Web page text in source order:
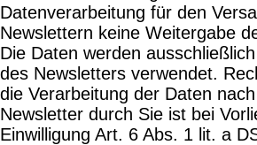
Datenverarbeitung für den
Newslettern keine Weitergabe
Die Daten werden
des Newsletters verwendet.
die Verarbeitung der Daten
Newsletter durch Sie ist bei
Einwilligung Art. 6 Abs. 1 lit. a